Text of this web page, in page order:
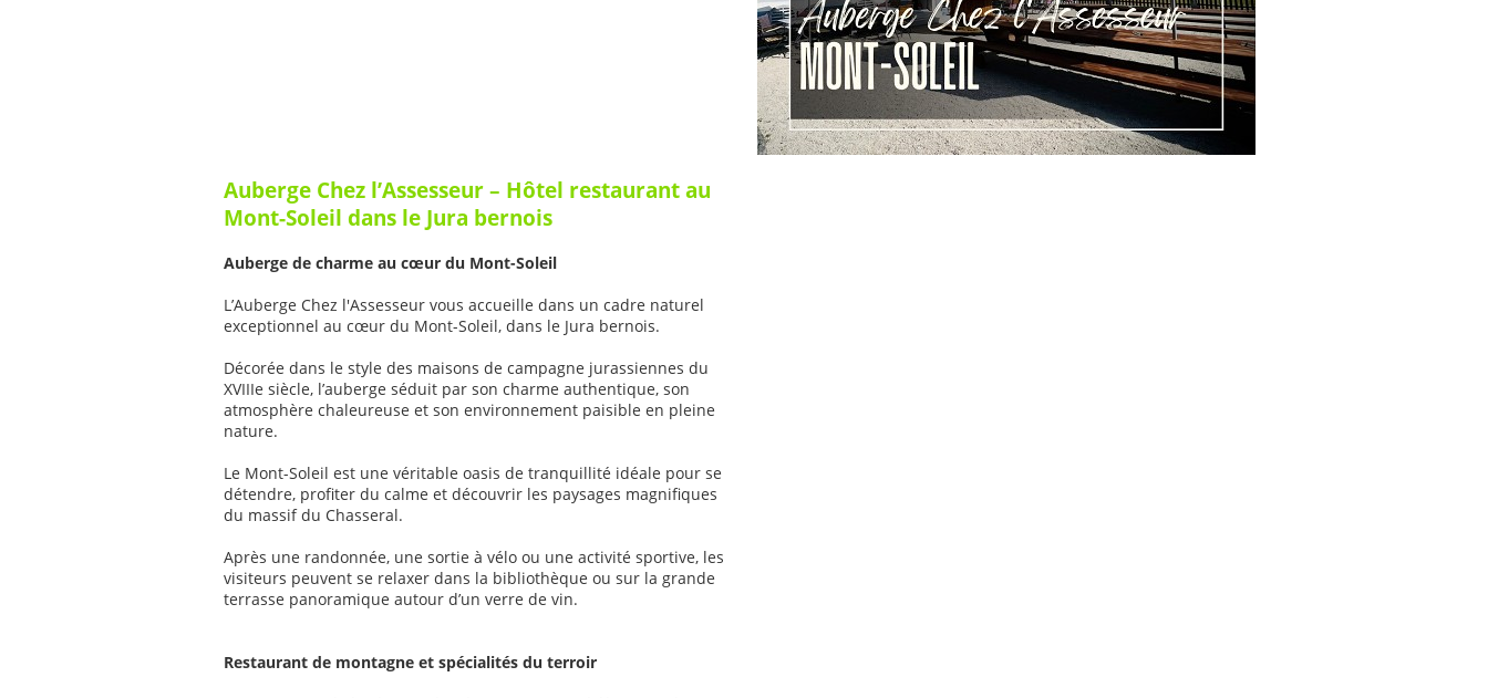
Auberge Chez l’Assesseur – Hôtel restaurant au
Mont-Soleil dans le Jura bernois
Auberge de charme au cœur du Mont-Soleil
L’Auberge Chez l'Assesseur vous accueille dans un cadre naturel
exceptionnel au cœur du Mont-Soleil, dans le Jura bernois.
Décorée dans le style des maisons de campagne jurassiennes du
XVIIIe siècle, l’auberge séduit par son charme authentique, son
atmosphère chaleureuse et son environnement paisible en pleine
nature.
Le Mont-Soleil est une véritable oasis de tranquillité idéale pour se
détendre, profiter du calme et découvrir les paysages magnifiques
du massif du Chasseral.
Après une randonnée, une sortie à vélo ou une activité sportive, les
visiteurs peuvent se relaxer dans la bibliothèque ou sur la grande
terrasse panoramique autour d’un verre de vin.
Restaurant de montagne et spécialités du terroir